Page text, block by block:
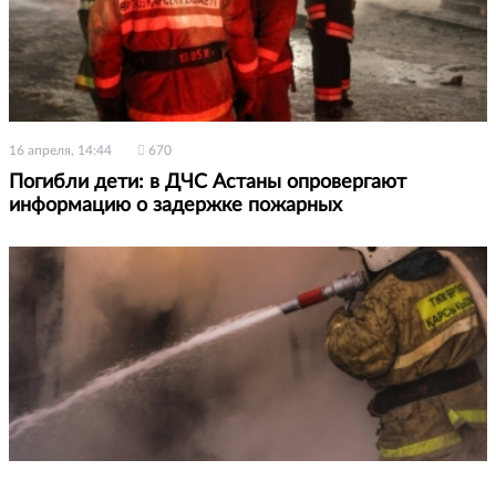
16 апреля, 14:44 670
Погибли дети: в ДЧС Астаны опровергают
информацию о задержке пожарных